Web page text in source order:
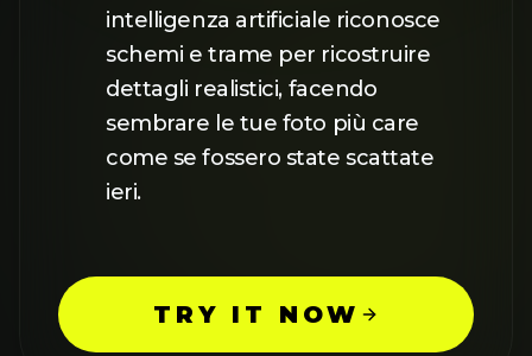
intelligenza artificiale riconosce
schemi e trame per ricostruire
dettagli realistici, facendo
sembrare le tue foto più care
come se fossero state scattate
ieri.
TRY IT NOW